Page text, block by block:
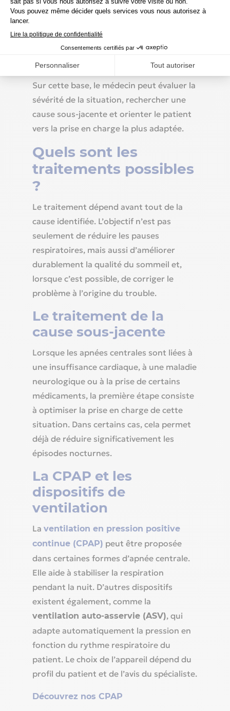
différencier une apnée centrale d’un
troubles ne reposent pas sur les mêmes
mécanismes et ne relèvent pas toujours
des mêmes traitements.
Sur cette base, le médecin peut évaluer la
sévérité de la situation, rechercher une
cause sous-jacente et orienter le patient
vers la prise en charge la plus adaptée.
Quels sont les
traitements possibles
?
Le traitement dépend avant tout de la
cause identifiée. L’objectif n’est pas
seulement de réduire les pauses
respiratoires, mais aussi d’améliorer
durablement la qualité du sommeil et,
lorsque c’est possible, de corriger le
problème à l’origine du trouble.
Le traitement de la
cause sous-jacente
Lorsque les apnées centrales sont liées à
une insuffisance cardiaque, à une maladie
neurologique ou à la prise de certains
médicaments, la première étape consiste
à optimiser la prise en charge de cette
situation. Dans certains cas, cela permet
déjà de réduire significativement les
épisodes nocturnes.
La CPAP et les
dispositifs de
ventilation
La ventilation en pression positive
continue (CPAP) peut être proposée
dans certaines formes d’apnée centrale.
Elle aide à stabiliser la respiration
pendant la nuit. D’autres dispositifs
existent également, comme la
ventilation auto-asservie (ASV), qui
adapte automatiquement la pression en
fonction du rythme respiratoire du
patient. Le choix de l’appareil dépend du
profil du patient et de l’avis du spécialiste.
Découvrez nos CPAP